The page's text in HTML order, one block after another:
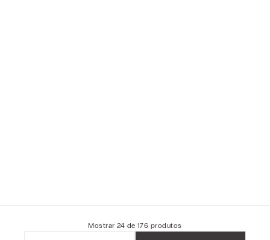
Mostrar 24 de 176 produtos